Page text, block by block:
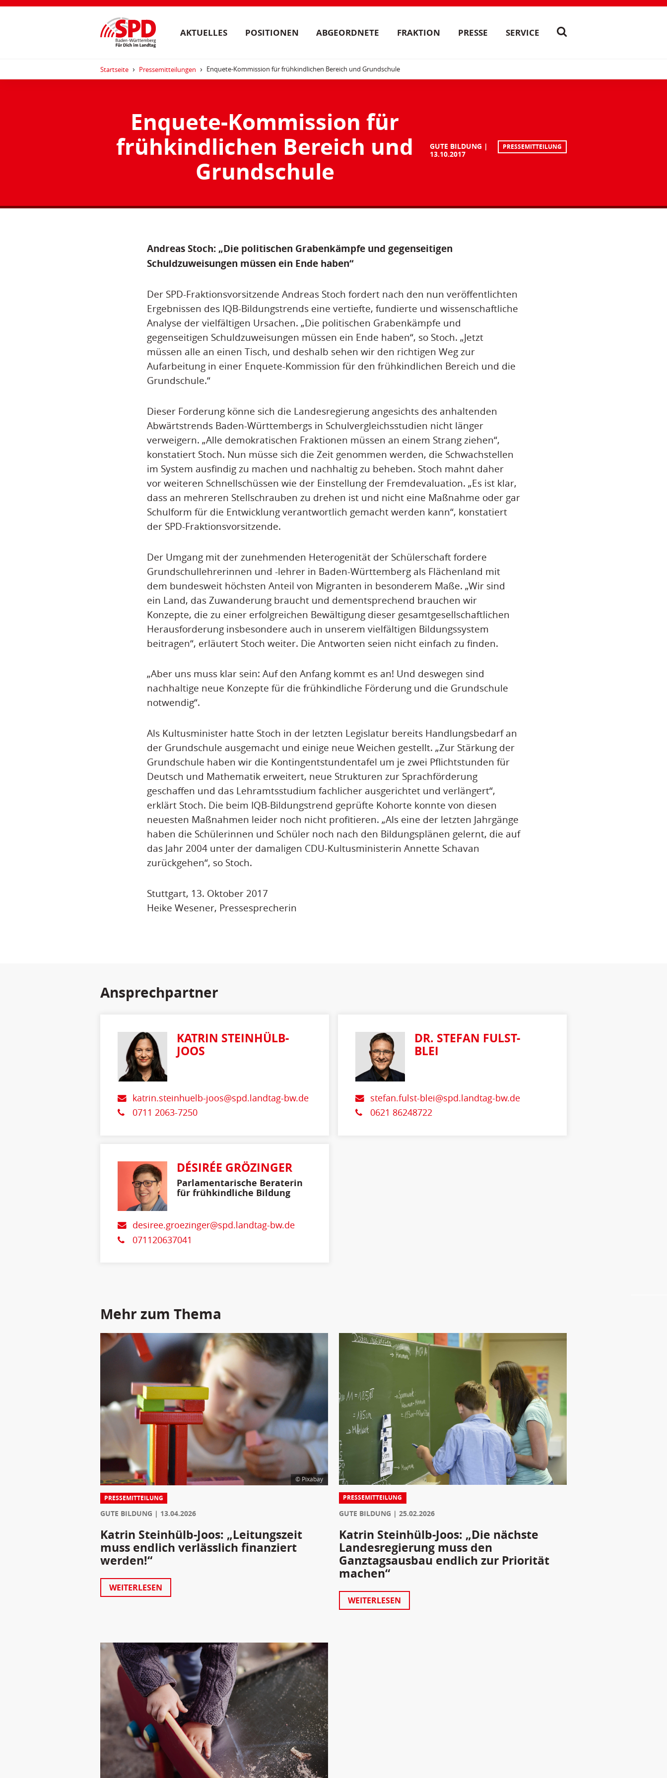
AKTUELLES POSITIONEN ABGEORDNETE FRAKTION PRESSE SERVICE
Startseite Pressemitteilungen Enquete-Kommission für frühkindlichen Bereich und Grundschule
Enquete-Kommission für
frühkindlichen Bereich und
Grundschule
GUTE BILDUNG
13.10.2017
PRESSEMITTEILUNG
Andreas Stoch: „Die politischen Grabenkämpfe und gegenseitigen
Schuldzuweisungen müssen ein Ende haben“
Der SPD-Fraktionsvorsitzende Andreas Stoch fordert nach den nun veröffentlichten
Ergebnissen des IQB-Bildungstrends eine vertiefte, fundierte und wissenschaftliche
Analyse der vielfältigen Ursachen. „Die politischen Grabenkämpfe und
gegenseitigen Schuldzuweisungen müssen ein Ende haben“, so Stoch. „Jetzt
müssen alle an einen Tisch, und deshalb sehen wir den richtigen Weg zur
Aufarbeitung in einer Enquete-Kommission für den frühkindlichen Bereich und die
Grundschule.“
Dieser Forderung könne sich die Landesregierung angesichts des anhaltenden
Abwärtstrends Baden-Württembergs in Schulvergleichsstudien nicht länger
verweigern. „Alle demokratischen Fraktionen müssen an einem Strang ziehen“,
konstatiert Stoch. Nun müsse sich die Zeit genommen werden, die Schwachstellen
im System ausfindig zu machen und nachhaltig zu beheben. Stoch mahnt daher
vor weiteren Schnellschüssen wie der Einstellung der Fremdevaluation. „Es ist klar,
dass an mehreren Stellschrauben zu drehen ist und nicht eine Maßnahme oder gar
Schulform für die Entwicklung verantwortlich gemacht werden kann“, konstatiert
der SPD-Fraktionsvorsitzende.
Der Umgang mit der zunehmenden Heterogenität der Schülerschaft fordere
Grundschullehrerinnen und -lehrer in Baden-Württemberg als Flächenland mit
dem bundesweit höchsten Anteil von Migranten in besonderem Maße. „Wir sind
ein Land, das Zuwanderung braucht und dementsprechend brauchen wir
Konzepte, die zu einer erfolgreichen Bewältigung dieser gesamtgesellschaftlichen
Herausforderung insbesondere auch in unserem vielfältigen Bildungssystem
beitragen“, erläutert Stoch weiter. Die Antworten seien nicht einfach zu finden.
„Aber uns muss klar sein: Auf den Anfang kommt es an! Und deswegen sind
nachhaltige neue Konzepte für die frühkindliche Förderung und die Grundschule
notwendig“.
Als Kultusminister hatte Stoch in der letzten Legislatur bereits Handlungsbedarf an
der Grundschule ausgemacht und einige neue Weichen gestellt. „Zur Stärkung der
Grundschule haben wir die Kontingentstundentafel um je zwei Pflichtstunden für
Deutsch und Mathematik erweitert, neue Strukturen zur Sprachförderung
geschaffen und das Lehramtsstudium fachlicher ausgerichtet und verlängert“,
erklärt Stoch. Die beim IQB-Bildungstrend geprüfte Kohorte konnte von diesen
neuesten Maßnahmen leider noch nicht profitieren. „Als eine der letzten Jahrgänge
haben die Schülerinnen und Schüler noch nach den Bildungsplänen gelernt, die auf
das Jahr 2004 unter der damaligen CDU-Kultusministerin Annette Schavan
zurückgehen“, so Stoch.
Stuttgart, 13. Oktober 2017
Heike Wesener, Pressesprecherin
Ansprechpartner
KATRIN STEINHÜLB-
JOOS
katrin.steinhuelb-joos@spd.landtag-bw.de
0711 2063-7250
DR. STEFAN FULST-
BLEI
stefan.fulst-blei@spd.landtag-bw.de
0621 86248722
DÉSIRÉE GRÖZINGER
Parlamentarische Beraterin
für frühkindliche Bildung
desiree.groezinger@spd.landtag-bw.de
071120637041
Mehr zum Thema
© Pixabay
PRESSEMITTEILUNG
GUTE BILDUNG 13.04.2026
Katrin Steinhülb-Joos: „Leitungszeit
muss endlich verlässlich finanziert
werden!“
WEITERLESEN
PRESSEMITTEILUNG
GUTE BILDUNG 25.02.2026
Katrin Steinhülb-Joos: „Die nächste
Landesregierung muss den
Ganztagsausbau endlich zur Priorität
machen“
WEITERLESEN